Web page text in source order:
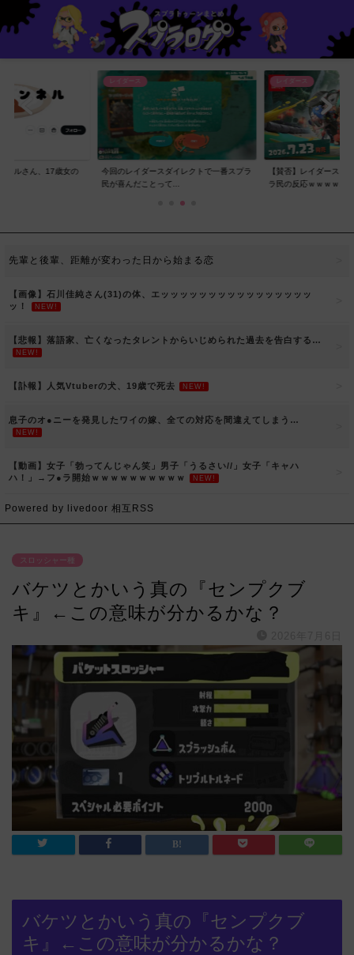
ネルさん、17歳女の
レイダース
今回のレイダースダイレクトで一番スプラ
民が喜んだことって...
レイダース
【賛否】レイダースダ
ラ民の反応ｗｗｗｗ...
先輩と後輩、距離が変わった日から始まる恋
【画像】石川佳純さん(31)の体、エッッッッッッッッッッッッッッッッ
ッ！
NEW!
【悲報】落語家、亡くなったタレントからいじめられた過去を告白する…
NEW!
【訃報】人気Vtuberの犬、19歳で死去 NEW!
息子のオ●ニーを発見したワイの嫁、全ての対応を間違えてしまう…
NEW!
【動画】女子「勃ってんじゃん笑」男子「うるさい//」女子「キャハ
ハ！」→フ●ラ開始ｗｗｗｗｗｗｗｗｗｗ
NEW!
Powered by livedoor 相互RSS
スロッシャー種
バケツとかいう真の『センプクブ
キ』←この意味が分かるかな？
バケツとかいう真の『センプクブ
キ』←この意味が分かるかな？